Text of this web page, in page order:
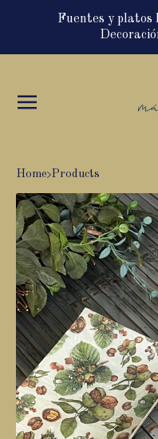
Fuentes y platos
Home Products